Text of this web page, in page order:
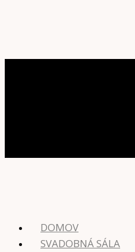
DOMOV
SVADOBNÁ SÁLA